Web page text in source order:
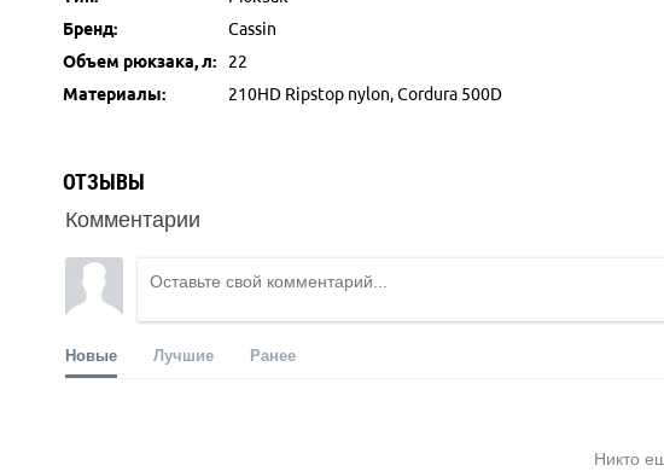
Бренд:
Cassin
Объем рюкзака, л:
22
Материалы:
210HD Ripstop nylon, Cordura 500D
ОТЗЫВЫ
Комментарии
Новые Лучшие Ранее
Никто